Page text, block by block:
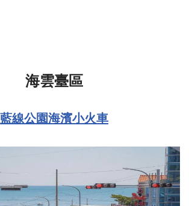
海雲臺區
藍線公園海濱小火車